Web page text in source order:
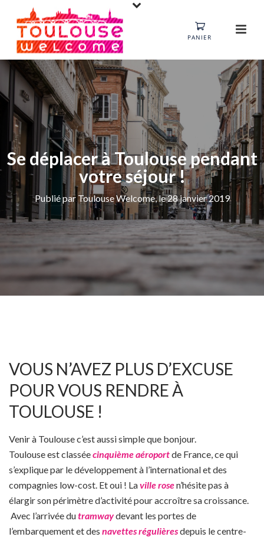
PANIER
Se déplacer à Toulouse pendant
votre séjour !
Publié par Toulouse Welcome, le 28 janvier 2019
VOUS N’AVEZ PLUS D’EXCUSE
POUR VOUS RENDRE À
TOULOUSE !
Venir à Toulouse c’est aussi simple que bonjour.
Toulouse est classéecinquième aéroportde France, ce qui
s’explique par le développement à l’international et des
compagnies low-cost. Et oui ! Laville rosen’hésite pas à
élargir son périmètre d’activité pour accroître sa croissance.
Avec l’arrivée dutramwaydevant les portes de
l’embarquement et des navettes régulièresdepuis le centre-